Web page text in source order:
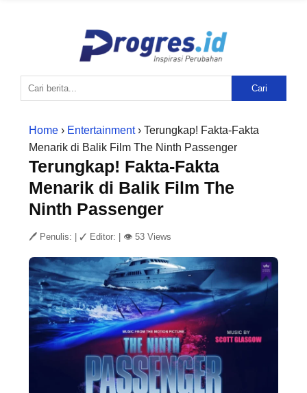
Cari
Home › Entertainment› Terungkap! Fakta-Fakta
Menarik di Balik Film The Ninth Passenger
Terungkap! Fakta-Fakta
Menarik di Balik Film The
Ninth Passenger
🖊 Penulis: ✓ Editor: 👁 53 Views